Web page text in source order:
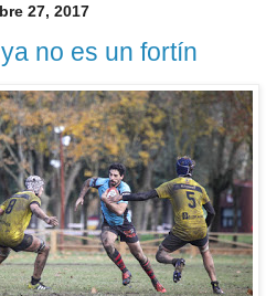
27, 2017
no es un fortín